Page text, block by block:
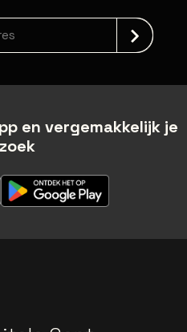
en vergemakkelijk je